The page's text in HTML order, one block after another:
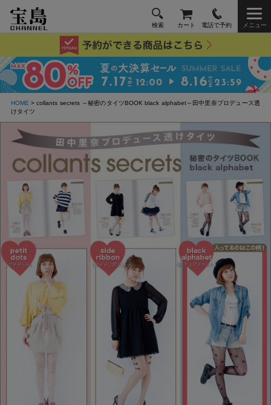
検索 カート 電話で予約 メニュー
HOME > collants secrets ～秘密のタイツBOOK black alphabet～田中里奈プロデュース透
けタイツ